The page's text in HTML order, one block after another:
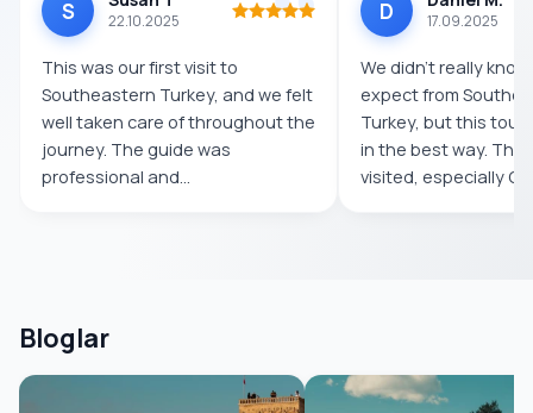
S 22.10.2025
This was our first visit to
Southeastern Turkey, and we felt
well taken care of throughout the
journey. The guide was
professional and
D 17.09.2025
We didn’t really
expect from
Turkey, but this tour
in the best way. The
visited, especially
Bloglar